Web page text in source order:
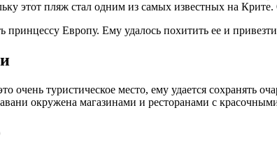
этот пляж стал одним из самых известных на
принцессу Европу. Ему удалось похитить ее и
туристическое место, ему удается сохранять
окружена магазинами и ресторанами с